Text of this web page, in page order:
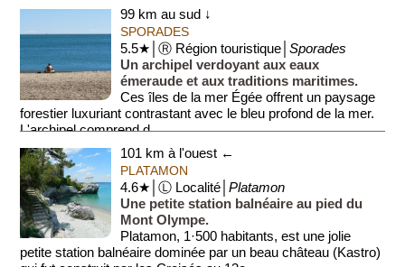
99 km au sud ↓
SPORADES
5.5★│Ⓡ Région touristique│Sporades
Un archipel verdoyant aux eaux
émeraude et aux traditions maritimes.
Ces îles de la mer Égée offrent un paysage
forestier luxuriant contrastant avec le bleu profond de la mer.
L'archipel comprend d...
101 km à l'ouest ←
PLATAMON
4.6★│Ⓛ Localité│Platamon
Une petite station balnéaire au pied du
Mont Olympe.
Platamon, 1·500 habitants, est une jolie
petite station balnéaire dominée par un beau château (Kastro)